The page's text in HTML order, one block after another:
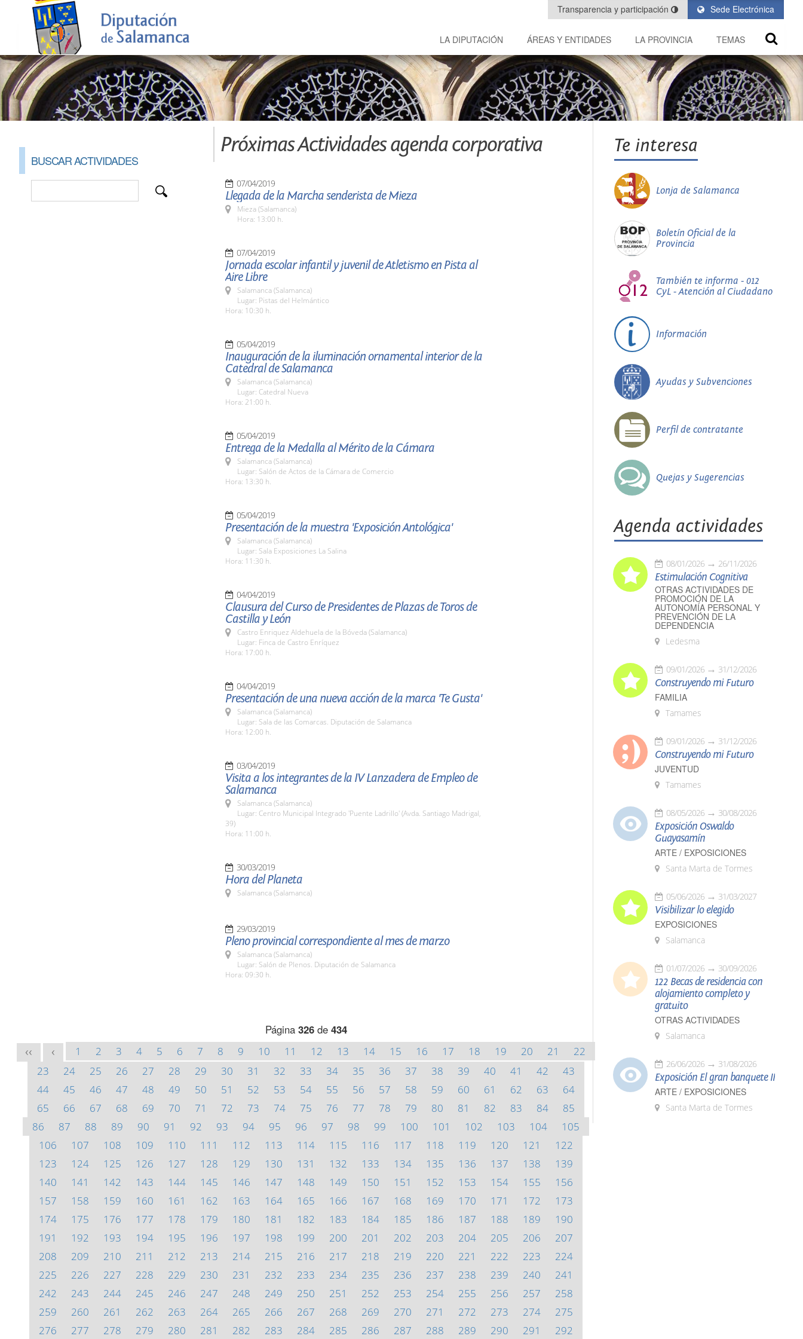
Sede Electrónica
Transparencia y participación
LA DIPUTACIÓN ÁREAS Y ENTIDADES LA PROVINCIA TEMAS
BUSCAR ACTIVIDADES
Próximas Actividades agenda corporativa
07/04/2019
Llegada de la Marcha senderista de Mieza
Mieza (Salamanca)
Hora: 13:00 h.
07/04/2019
Jornada escolar infantil y juvenil de Atletismo en Pista al
Aire Libre
Salamanca (Salamanca)
Lugar: Pistas del Helmántico
Hora: 10:30 h.
05/04/2019
Inauguración de la iluminación ornamental interior de la
Catedral de Salamanca
Salamanca (Salamanca)
Lugar: Catedral Nueva
Hora: 21:00 h.
05/04/2019
Entrega de la Medalla al Mérito de la Cámara
Salamanca (Salamanca)
Lugar: Salón de Actos de la Cámara de Comercio
Hora: 13:30 h.
05/04/2019
Presentación de la muestra 'Exposición Antológica'
Salamanca (Salamanca)
Lugar: Sala Exposiciones La Salina
Hora: 11:30 h.
04/04/2019
Clausura del Curso de Presidentes de Plazas de Toros de
Castilla y León
Castro Enriquez Aldehuela de la Bóveda (Salamanca)
Lugar: Finca de Castro Enríquez
Hora: 17:00 h.
04/04/2019
Presentación de una nueva acción de la marca 'Te Gusta'
Salamanca (Salamanca)
Lugar: Sala de las Comarcas. Diputación de Salamanca
Hora: 12:00 h.
03/04/2019
Visita a los integrantes de la IV Lanzadera de Empleo de
Salamanca
Salamanca (Salamanca)
Lugar: Centro Municipal Integrado 'Puente Ladrillo' (Avda. Santiago Madrigal,
39)
Hora: 11:00 h.
30/03/2019
Hora del Planeta
Salamanca (Salamanca)
29/03/2019
Pleno provincial correspondiente al mes de marzo
Salamanca (Salamanca)
Lugar: Salón de Plenos. Diputación de Salamanca
Hora: 09:30 h.
Página 326de 434
<< < 1 2 3 4 5 6 7 8 9 10 11 12 13 14 15 16 17 18 19 20 21
22
23
24 25 26 27 28 29 30 31 32 33 34 35 36 37 38 39 40 41 42
43
44
45 46 47 48 49 50 51 52 53 54 55 56 57 58 59 60 61 62 63
64
65
66 67 68 69 70 71 72 73 74 75 76 77 78 79 80 81 82 83 84
85
86
87 88 89 90 91 92 93 94 95 96 97 98 99 100 101 102 103 104
105
106
107 108 109 110 111 112 113 114 115 116 117 118 119 120 121
122
123
124 125 126 127 128 129 130 131 132 133 134 135 136 137 138
139
140
141 142 143 144 145 146 147 148 149 150 151 152 153 154 155
156
157
158 159 160 161 162 163 164 165 166 167 168 169 170 171 172
173
174
175 176 177 178 179 180 181 182 183 184 185 186 187 188 189
190
191
192 193 194 195 196 197 198 199 200 201 202 203 204 205 206
207
208
209 210 211 212 213 214 215 216 217 218 219 220 221 222 223
224
225
226 227 228 229 230 231 232 233 234 235 236 237 238 239 240
241
242
243 244 245 246 247 248 249 250 251 252 253 254 255 256 257
258
259
260 261 262 263 264 265 266 267 268 269 270 271 272 273 274
275
276
277 278 279 280 281 282 283 284 285 286 287 288 289 290 291 292
Te interesa
Lonja de Salamanca
Boletín Oficial de la
Provincia
También te informa - 012
CyL - Atención al Ciudadano
Información
Ayudas y Subvenciones
Perfil de contratante
Quejas y Sugerencias
Agenda actividades
08/01/2026 26/11/2026
Estimulación Cognitiva
OTRAS ACTIVIDADES DE
PROMOCIÓN DE LA
AUTONOMÍA PERSONAL Y
PREVENCIÓN DE LA
DEPENDENCIA
Ledesma
09/01/2026 31/12/2026
Construyendo mi Futuro
FAMILIA
Tamames
09/01/2026 31/12/2026
Construyendo mi Futuro
JUVENTUD
Tamames
08/05/2026 30/08/2026
Exposición Oswaldo
Guayasamín
ARTE / EXPOSICIONES
Santa Marta de Tormes
05/06/2026 31/03/2027
Visibilizar lo elegido
EXPOSICIONES
Salamanca
01/07/2026 30/09/2026
122 Becas de residencia con
alojamiento completo y
gratuito
OTRAS ACTIVIDADES
Salamanca
26/06/2026 31/08/2026
Exposición El gran banquete II
ARTE / EXPOSICIONES
Santa Marta de Tormes